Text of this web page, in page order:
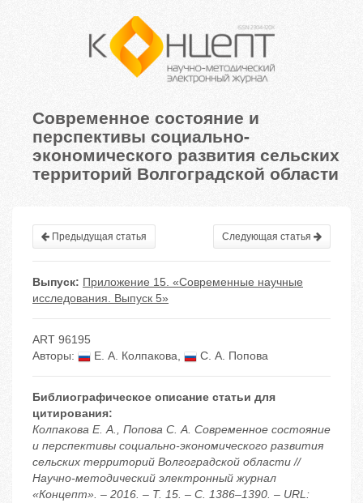
Современное состояние и
перспективы социально-
экономического развития сельских
территорий Волгоградской области
Предыдущая статья Следующая статья
Выпуск: Приложение 15. «Современные научные
исследования. Выпуск 5»
ART 96195
Авторы:
Е. А. Колпакова, С. А. Попова
Библиографическое описание статьи для
цитирования:
Колпакова Е. А., Попова С. А. Современное состояние
и перспективы социально-экономического развития
сельских территорий Волгоградской области //
Научно-методический электронный журнал
«Концепт». – 2016. – Т. 15. – С. 1386–1390. – URL: